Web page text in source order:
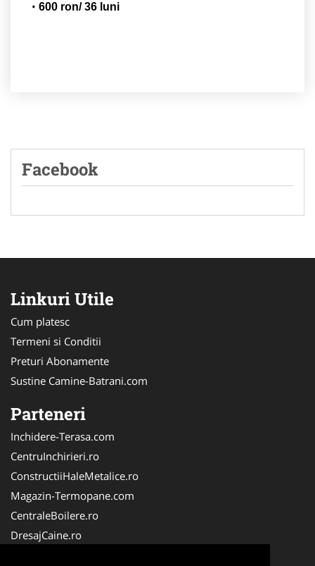
600 ron/ 36 luni
Facebook
Linkuri Utile
Cum platesc
Termeni si Conditii
Preturi Abonamente
Sustine Camine-Batrani.com
Parteneri
Inchidere-Terasa.com
CentruInchirieri.ro
ConstructiiHaleMetalice.ro
Magazin-Termopane.com
CentraleBoilere.ro
DresajCaine.ro